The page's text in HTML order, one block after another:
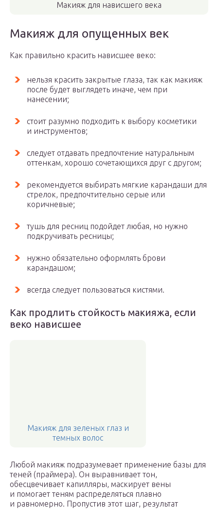
Макияж для нависшего века
Макияж для опущенных век
Как правильно красить нависшее веко:
нельзя красить закрытые глаза, так как макияж
после будет выглядеть иначе, чем при
нанесении;
стоит разумно подходить к выбору косметики
и инструментов;
следует отдавать предпочтение натуральным
оттенкам, хорошо сочетающихся друг с другом;
рекомендуется выбирать мягкие карандаши для
стрелок, предпочтительно серые или
коричневые;
тушь для ресниц подойдет любая, но нужно
подкручивать ресницы;
нужно обязательно оформлять брови
карандашом;
всегда следует пользоваться кистями.
Как продлить стойкость макияжа, если
веко нависшее
Макияж для зеленых глаз и
темных волос
Любой макияж подразумевает применение базы для
теней (праймера). Он выравнивает тон,
обесцвечивает капилляры, маскирует вены
и помогает теням распределяться плавно
и равномерно. Пропустив этот шаг, результат